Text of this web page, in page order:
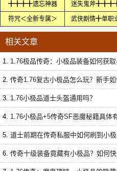
╋╋╋╋遗忘神器 迷失鬼斧
符咒＜全新专属＞ 武侠剧情╋单职
相关文章
1. 1.76极品传奇：小极品装备如何获取
2. 传奇1.76复古小极品怎么玩？新手如
3. 1.76小极品道士头盔通用吗？
4. 1.76小极品+5传奇SF恶魔秘籍具体
5. 道士前期在传奇私服中如何刷到小
6. 传奇十级装备竟藏有小极品？如何